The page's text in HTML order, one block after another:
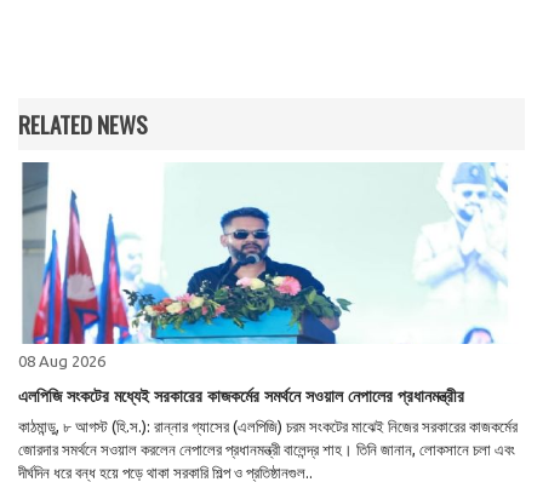
RELATED NEWS
08 Aug 2026
এলপিজি সংকটের মধ্যেই সরকারের কাজকর্মের সমর্থনে সওয়াল নেপালের প্রধানমন্ত্রীর
কাঠমান্ডু, ৮ আগস্ট (হি.স.): রান্নার গ্যাসের (এলপিজি) চরম সংকটের মাঝেই নিজের সরকারের কাজকর্মের
জোরদার সমর্থনে সওয়াল করলেন নেপালের প্রধানমন্ত্রী বালেন্দ্র শাহ। তিনি জানান, লোকসানে চলা এবং
দীর্ঘদিন ধরে বন্ধ হয়ে পড়ে থাকা সরকারি শিল্প ও প্রতিষ্ঠানগুল..